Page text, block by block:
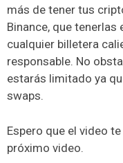
más de tener tus
Binance, que tenerlas
cualquier billetera
responsable. No
estarás limitado ya
swaps.
Espero que el video
próximo video.